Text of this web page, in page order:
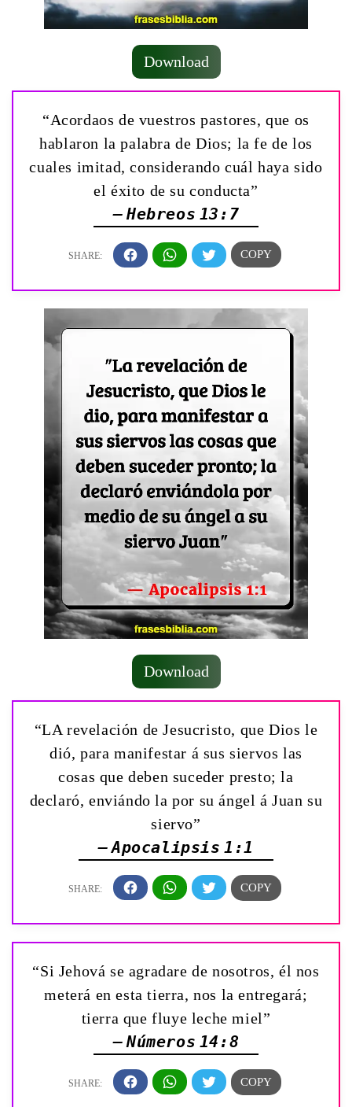
Download
“Acordaos de vuestros pastores, que os
hablaron la palabra de Dios; la fe de los
cuales imitad, considerando cuál haya sido
el éxito de su conducta”
— Hebreos 13:7
Download
“LA revelación de Jesucristo, que Dios le
dió, para manifestar á sus siervos las
cosas que deben suceder presto; la
declaró, enviándo la por su ángel á Juan su
siervo”
— Apocalipsis 1:1
“Si Jehová se agradare de nosotros, él nos
meterá en esta tierra, nos la entregará;
tierra que fluye leche miel”
— Números 14:8